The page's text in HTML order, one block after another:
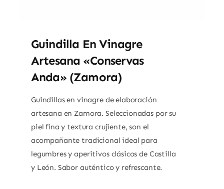
Guindilla En Vinagre
Artesana «Conservas
Anda» (Zamora)
Guindillas en vinagre de elaboración
artesana en Zamora. Seleccionadas por su
piel fina y textura crujiente, son el
acompañante tradicional ideal para
legumbres y aperitivos clásicos de Castilla
y León. Sabor auténtico y refrescante.